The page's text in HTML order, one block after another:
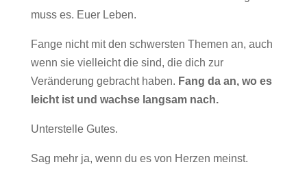
muss es. Euer Leben.
Fange nicht mit den schwersten Themen an, auch
wenn sie vielleicht die sind, die dich zur
Veränderung gebracht haben. Fang da an, wo es
leicht ist und wachse langsam nach.
Unterstelle Gutes.
Sag mehr ja, wenn du es von Herzen meinst.